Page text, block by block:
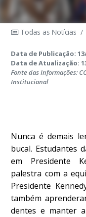
Todas as Notícias /
Data de Publicação:
Data de Atualização:
Fonte das Informações:
Institucional
Nunca é demais
bucal. Estudantes
em Presidente
palestra com a
Presidente
também
dentes e manter